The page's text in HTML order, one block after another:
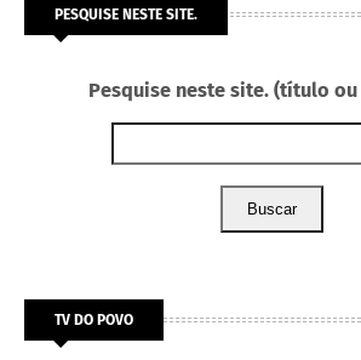
PESQUISE NESTE SITE.
Pesquise neste site. (título
Buscar
TV DO POVO